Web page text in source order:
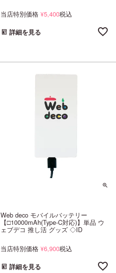
当店特別価格 ¥5,400税込
詳細を見る
Web deco モバイルバッテリー
【□10000mAh(Type-C対応)】単品 ウ
ェブデコ 推し活 グッズ ◇ID
当店特別価格 ¥6,900税込
詳細を見る